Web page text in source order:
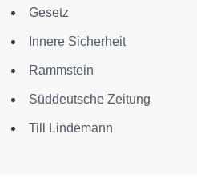
Gesetz
Innere Sicherheit
Rammstein
Süddeutsche Zeitung
Till Lindemann